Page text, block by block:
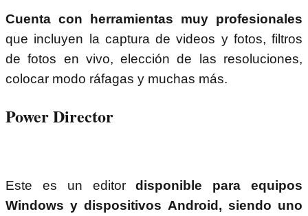
Cuenta con herramientas muy profesionales
que incluyen la captura de videos y fotos, filtros
de fotos en vivo, elección de las resoluciones,
colocar modo ráfagas y muchas más.
Power Director
Este es un editordisponible para equipos
Windows y dispositivos Android, siendo uno